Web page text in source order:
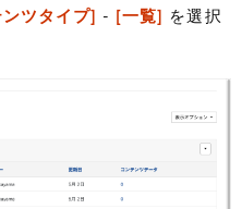
ツタイプ] - [一覧]
を選択